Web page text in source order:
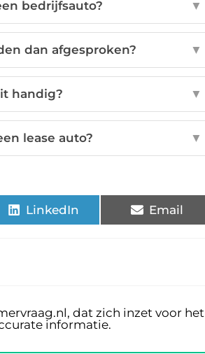
bedrijfsauto? ▼
dan afgesproken? ▼
handig? ▼
lease auto? ▼
LinkedIn Email
dat zich inzet voor het
informatie.